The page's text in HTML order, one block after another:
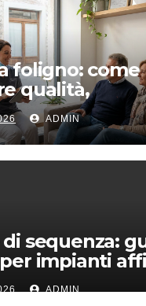
foligno: come
qualità,
e fiducia
ADMIN
sequenza:
impianti
ADMIN